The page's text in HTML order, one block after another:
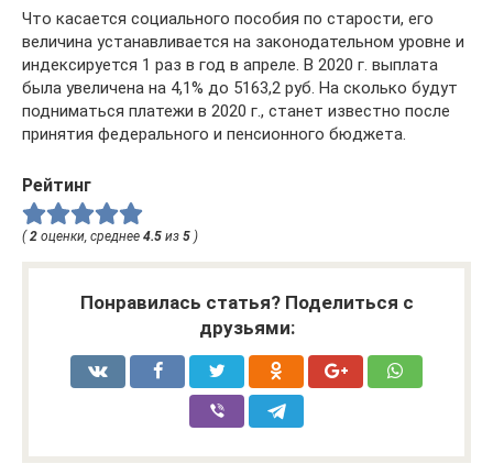
Что касается социального пособия по старости, его
величина устанавливается на законодательном уровне и
индексируется 1 раз в год в апреле. В 2020 г. выплата
была увеличена на 4,1% до 5163,2 руб. На сколько будут
подниматься платежи в 2020 г., станет известно после
принятия федерального и пенсионного бюджета.
Рейтинг
( 2 оценки, среднее 4.5 из 5 )
Понравилась статья? Поделиться с
друзьями: